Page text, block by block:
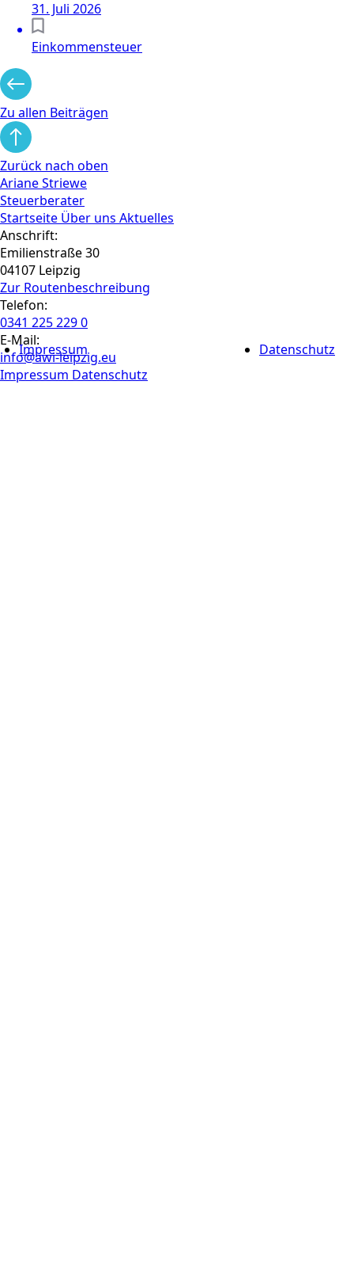
Impressum Datenschutz
31. Juli 2026
Einkommensteuer
Zu allen Beiträgen
Zurück nach oben
Ariane Striewe
Steuerberater
Startseite Über uns Aktuelles
Anschrift:
Emilienstraße 30
04107 Leipzig
Zur Routen­beschreibung
Telefon:
0341 225 229 0
E-Mail:
info@awi-leipzig.eu
Impressum Datenschutz